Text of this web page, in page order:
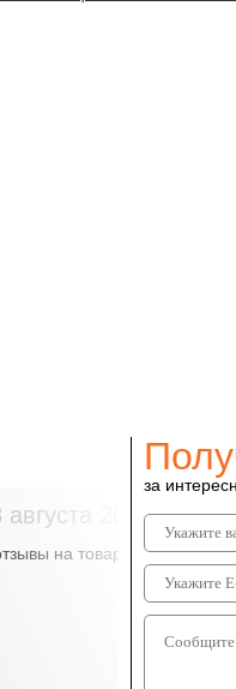
августа 2026
на товары damixa
за